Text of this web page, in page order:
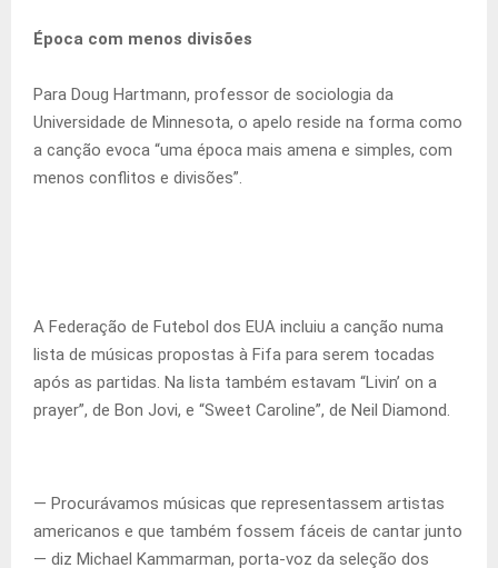
Época com menos divisões
Para Doug Hartmann, professor de sociologia da
Universidade de Minnesota, o apelo reside na forma como
a canção evoca “uma época mais amena e simples, com
menos conflitos e divisões”.
A Federação de Futebol dos EUA incluiu a canção numa
lista de músicas propostas à Fifa para serem tocadas
após as partidas. Na lista também estavam “Livin’ on a
prayer”, de Bon Jovi, e “Sweet Caroline”, de Neil Diamond.
— Procurávamos músicas que representassem artistas
americanos e que também fossem fáceis de cantar junto
— diz Michael Kammarman, porta-voz da seleção dos